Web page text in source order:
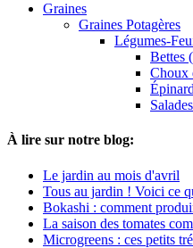
Graines
Graines Potagères
Légumes-
Bettes
Choux
À lire sur notre blog:
Le jardin au mois d'avril
Tous au jardin ! Voici ce
Bokashi : comment
La saison des tomates
Microgreens : ces petits